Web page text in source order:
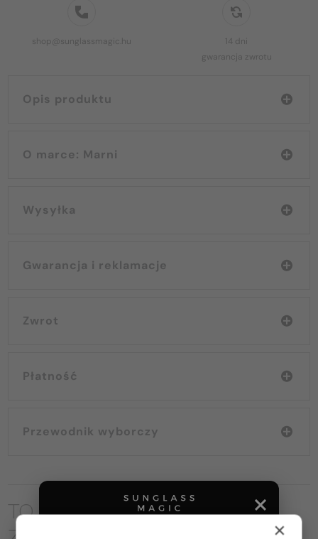
shop@sunglassmagic.hu
14 dni
gwarancja zwrotu
Opis produktu
O marce: Marni
Wysyłka
Gwarancja i reklamacje
Zwrot
Płatność
Przewodnik wyborczy
TO MOŻE CIĘ RÓWNIEŻ
×